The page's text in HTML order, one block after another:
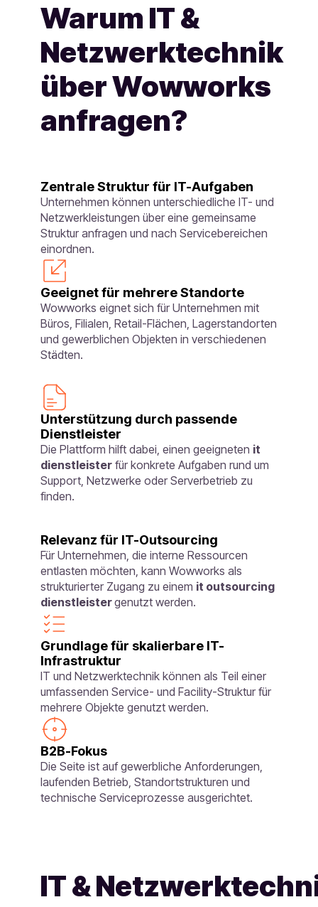
Warum IT &
Netzwerktechnik
über Wowworks
anfragen?
Zentrale Struktur für IT-Aufgaben
Unternehmen können unterschiedliche IT- und
Netzwerkleistungen über eine gemeinsame
Struktur anfragen und nach Servicebereichen
einordnen.
Geeignet für mehrere Standorte
Wowworks eignet sich für Unternehmen mit
Büros, Filialen, Retail-Flächen, Lagerstandorten
und gewerblichen Objekten in verschiedenen
Städten.
Unterstützung durch passende
Dienstleister
Die Plattform hilft dabei, einen geeigneten it
dienstleisterfür konkrete Aufgaben rund um
Support, Netzwerke oder Serverbetrieb zu
finden.
Relevanz für IT-Outsourcing
Für Unternehmen, die interne Ressourcen
entlasten möchten, kann Wowworks als
strukturierter Zugang zu einem it outsourcing
dienstleistergenutzt werden.
Grundlage für skalierbare IT-
Infrastruktur
IT und Netzwerktechnik können als Teil einer
umfassenden Service- und Facility-Struktur für
mehrere Objekte genutzt werden.
B2B-Fokus
Die Seite ist auf gewerbliche Anforderungen,
laufenden Betrieb, Standortstrukturen und
technische Serviceprozesse ausgerichtet.
IT &